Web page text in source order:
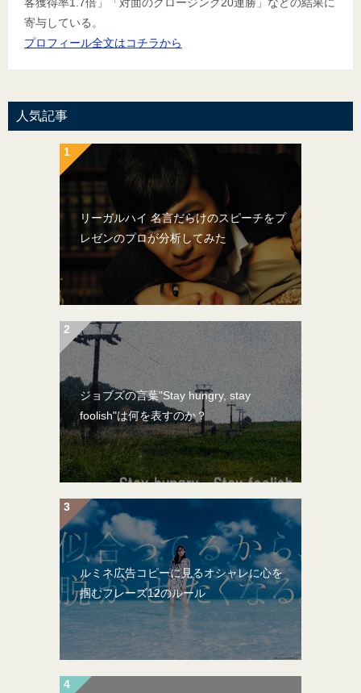
寄与している。
プロフィール全文はコチラから
人気記事
リーガルハイ 名言だらけのスピーチをプ
レゼンのプロが分析してみた
ジョブズの言葉"Stay hungry, stay
foolish"は何を表すのか？
ルミネ広告コピーに見るオシャレに心を
掴むフレーズ12のルール